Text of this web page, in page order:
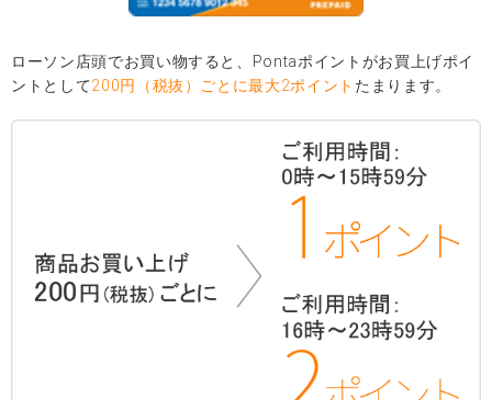
ローソン店頭でお買い物すると、Pontaポイントがお買上げポイ
ントとして200円（税抜）ごとに最大2ポイント たまります。